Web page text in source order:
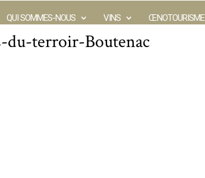
QUI SOMMES-NOUS VINS ŒNOTOURISME
du-terroir-Boutenac